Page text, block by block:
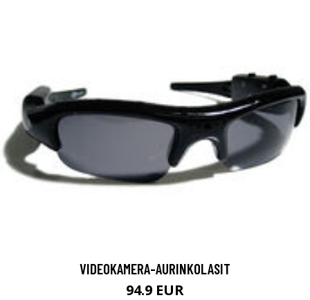
VIDEOKAMERA-AURINKOLASIT
94.9 EUR